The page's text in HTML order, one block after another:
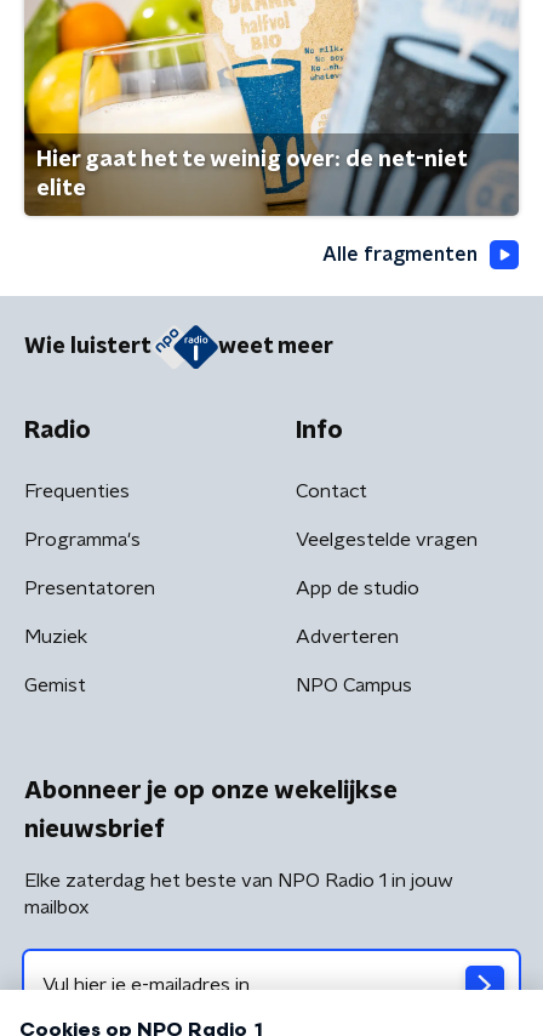
Hier gaat het te weinig over: de net-niet
elite
Alle fragmenten
Wie luistert weet meer
Radio
Frequenties
Programma's
Presentatoren
Muziek
Gemist
Info
Contact
Veelgestelde vragen
App de studio
Adverteren
NPO Campus
Abonneer je op onze wekelijkse
nieuwsbrief
Elke zaterdag het beste van NPO Radio 1 in jouw
mailbox